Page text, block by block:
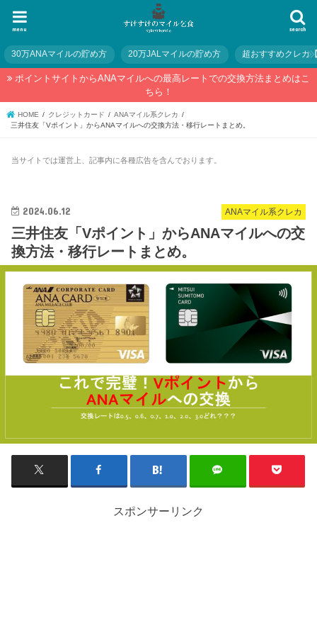
search
menu
30万ANAマイルの貯め方 20万JALマイルの貯め方 超おすすめクレカ
ポイントサイトからANAマイルへの最高レートでの交換方法まとめはこ
ちら！
HOME クレジットカード
ANAマイル系クレカ
三井住友「Vポイント」からANAマイルへの交換方法・移行レートまとめ。
当サイトでは運営上、記事内に各種広告を含んでおります。
ANAマイル系クレカ
2024.06.12
三井住友「Vポイント」からANAマイルへの交
換方法・移行レートまとめ。
スポンサーリンク